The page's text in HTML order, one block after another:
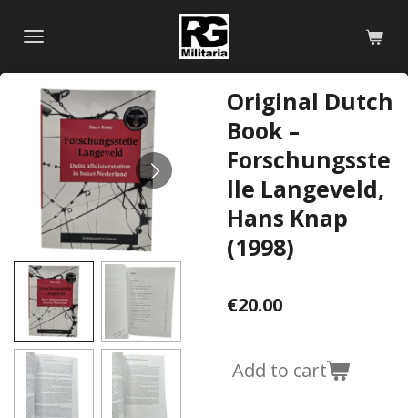
content
Original Dutch
Book –
Forschungsste
lle Langeveld,
Hans Knap
(1998)
€20.00
Add to cart